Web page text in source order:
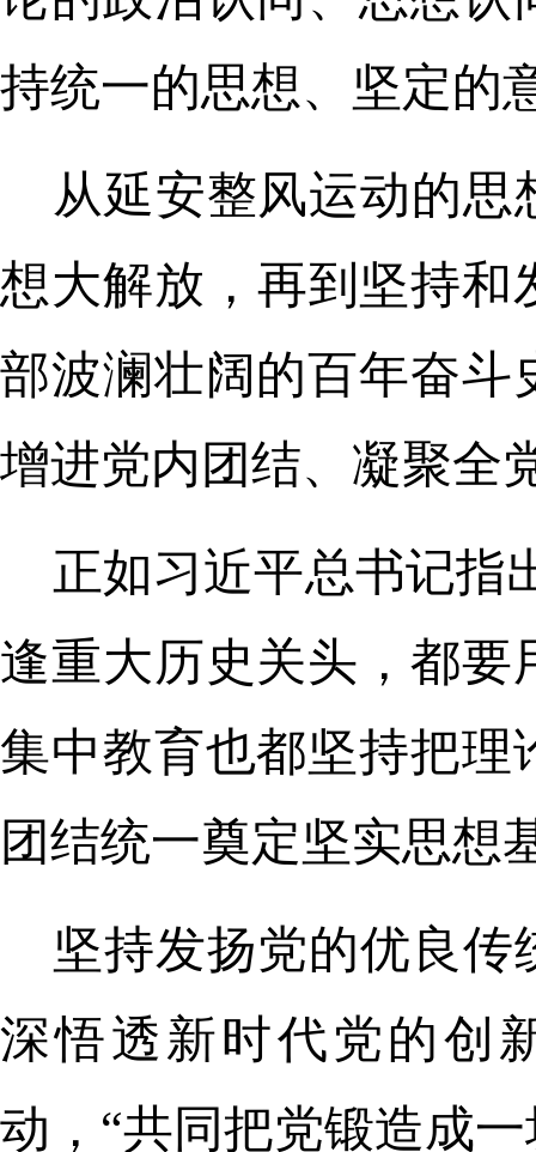
持统一的思想、坚定的
从延安整风运动的
想大解放，再到坚持
部波澜壮阔的百年奋斗
增进党内团结、凝聚全
正如习近平总书记指
逢重大历史关头，都
集中教育也都坚持把
团结统一奠定坚实思想
坚持发扬党的优良
深悟透新时代党的创
动，“共同把党锻造成